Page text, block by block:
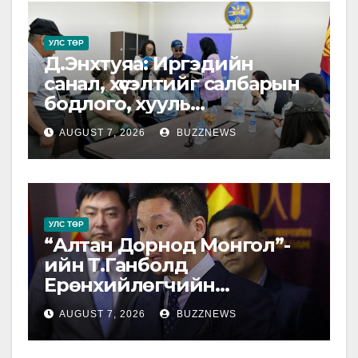
УЛС ТӨР
Д.Энхтуяа: Иргэдийн
санал, хүсэлтийг салбарын
бодлого, хууль
тогтоомжид тусган бодит
шийдэлд хүргэхийн төлөө
ажиллана
AUGUST 7, 2026 BUZZNEWS
УЛС ТӨР
“Алтан Дорнод Монгол”-
ийн Т.Ганболд
Ерөнхийлөгчийн
сонгуульд нэр дэвшихээ
илэрхийлэв.
AUGUST 7, 2026 BUZZNEWS